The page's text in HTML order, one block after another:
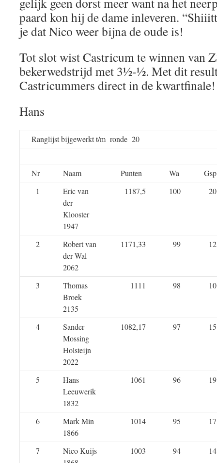
paard kon hij de dame inleveren.
je dat Nico weer bijna de oude is!
Tot slot wist Castricum te winnen van
bekerwedstrijd met 3½-½. Met dit
Castricummers direct in de kwartfinale!
Hans
Ranglijst bijgewerkt t/m ronde 20
Nr Naam Punten Wa
Gsp
1
Eric van
der
Klooster
1947
1187,5 100 20
2
Robert van
der Wal
2062
1171,33 99 12
3
Thomas
Broek
2135
1111 98 10
4
Sander
Mossing
Holsteijn
2022
1082,17 97 15
5
Hans
Leeuwerik
1832
1061 96 19
6
Mark Min
1866
1014 95 17
7
Nico Kuijs
1003 94 14